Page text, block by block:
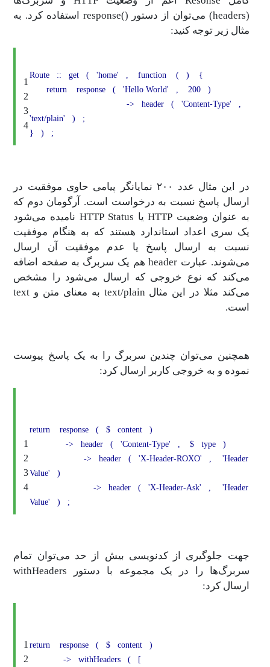
(headers) می‌توان از دستور ()response استفاده کرد. به
مثال زیر توجه کنید:
1
2
3
4
Route :: get ( 'home' , function ( )
{
return
response ( 'Hello World' , 200
)
->
header ( 'Content-Type'
,
'text/plain'
)
;
}
) ;
در این مثال عدد ۲۰۰ نمایانگر پیامی حاوی موفقیت در
ارسال پاسخ نسبت به درخواست است. آرگومان دوم که
به عنوان وضعیت HTTP‌ یا HTTP Status نامیده می‌شود
یک سری اعداد استاندارد هستند که به هنگام موفقیت
نسبت به ارسال پاسخ یا عدم موفقیت آن ارسال
می‌شوند. عبارت header هم یک سربرگ به صفحه اضافه
می‌کند که نوع خروجی که ارسال می‌شود را مشخص
می‌کند مثلا در این مثال text/plain به معنای متن و text
است.
همچنین می‌توان چندین سربرگ را به یک پاسخ پیوست
نموده و به خروجی کاربر ارسال کرد:
1
2
3
4
return response ( $ content
)
->
header ( 'Content-Type' , $ type
)
->
header ( 'X-Header-ROXO' ,
'Header
Value'
)
->
header ( 'X-Header-Ask' ,
'Header
Value'
) ;
جهت جلوگیری از کدنویسی بیش از حد می‌توان تمام
سربرگ‌ها را در یک مجموعه با دستور withHeaders
ارسال کرد:
1
2
return response ( $ content
)
->
withHeaders (
[